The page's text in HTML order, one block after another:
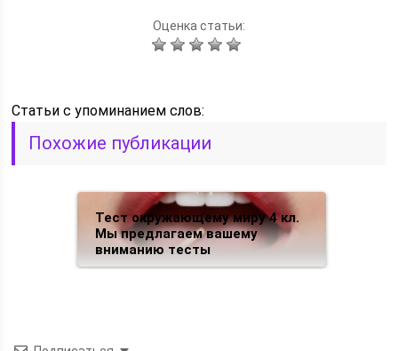
Оценка статьи:
Статьи c упоминанием слов:
Похожие публикации
Тест окружающему миру 4 кл.
Мы предлагаем вашему
вниманию тесты